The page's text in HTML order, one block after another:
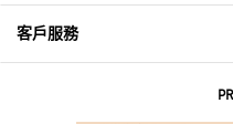
About
客戶服務